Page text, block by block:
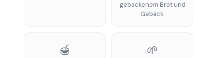
gebackenem Brot und
Gebäck.
🍯 🌱